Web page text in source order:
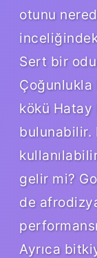
otunu
Sert bir
kökü Hatay
bulunabilir.
gelir mi?
de
Ayrıca